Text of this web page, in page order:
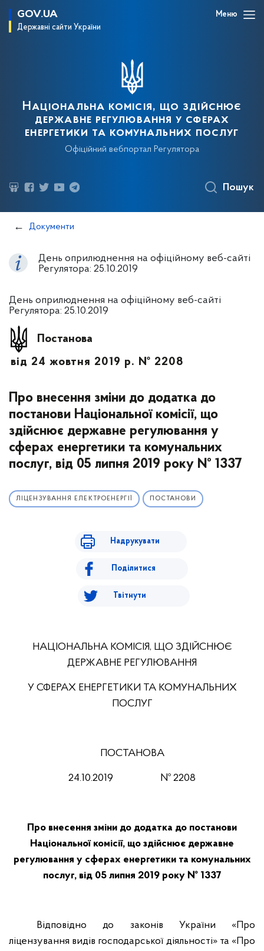
GOV.UA
Державні сайти України
Меню
Національна комісія, що здійснює
державне регулювання у сферах
енергетики та комунальних послуг
Офіційний вебпортал Регулятора
Пошук
Документи
День оприлюднення на офіційному веб-сайті
Регулятора: 25.10.2019
День оприлюднення на офіційному веб-сайті
Регулятора: 25.10.2019
Постанова
від 24 жовтня 2019 р. № 2208
Про внесення зміни до додатка до
постанови Національної комісії, що
здійснює державне регулювання у
сферах енергетики та комунальних
послуг, від 05 липня 2019 року № 1337
ЛІЦЕНЗУВАННЯ ЕЛЕКТРОЕНЕРГІЇ ПОСТАНОВИ
Надрукувати
Поділитися
Твітнути
НАЦІОНАЛЬНА КОМІСІЯ, ЩО ЗДІЙСНЮЄ
ДЕРЖАВНЕ РЕГУЛЮВАННЯ
У СФЕРАХ ЕНЕРГЕТИКИ ТА КОМУНАЛЬНИХ
ПОСЛУГ
ПОСТАНОВА
24.10.2019 № 2208
Про внесення зміни до додатка до постанови
Національної комісії, що здійснює державне
регулювання у сферах енергетики та комунальних
послуг, від 05 липня 2019 року № 1337
Відповідно до законів України «Про
ліцензування видів господарської діяльності» та «Про